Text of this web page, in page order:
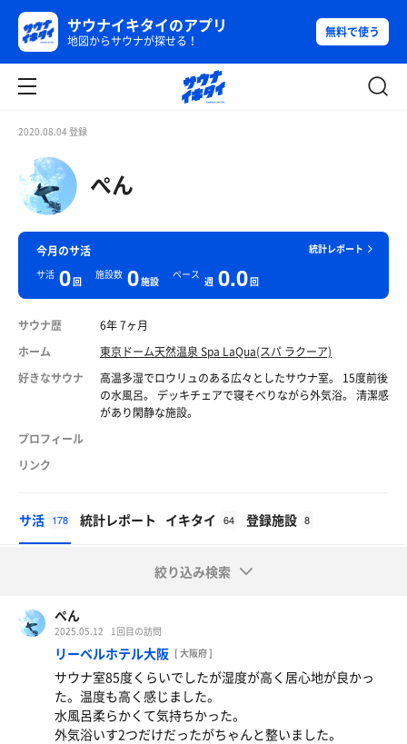
サウナイキタイのアプリ
地図からサウナが探せる！
無料で使う
2020.08.04 登録
ぺん
統計レポート
今月のサ活
サ活 0回
施設数 0施設
ペース
週 0.0回
サウナ歴
6年 7ヶ月
ホーム
東京ドーム天然温泉 Spa LaQua(スパ ラクーア)
好きなサウナ
高温多湿でロウリュのある広々としたサウナ室。 15度前後
の水風呂。 デッキチェアで寝そべりながら外気浴。 清潔感
があり閑静な施設。
プロフィール
リンク
サ活 178 統計レポート イキタイ 64 登録施設 8
絞り込み検索
ぺん
2025.05.12 1回目の訪問
リーベルホテル大阪 [ 大阪府 ]
サウナ室85度くらいでしたが湿度が高く居心地が良かっ
た。温度も高く感じました。
水風呂柔らかくて気持ちかった。
外気浴いす2つだけだったがちゃんと整いました。